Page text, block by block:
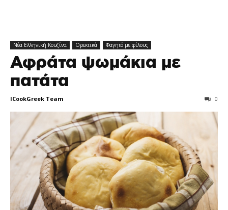
Νέα Ελληνική Κουζίνα Ορεκτικά Φαγητό με φίλους
Αφράτα ψωμάκια με
πατάτα
ICookGreek Team 0